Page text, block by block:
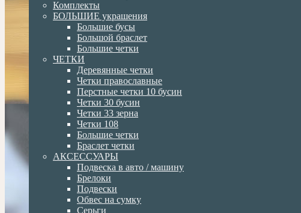
Комплекты
БОЛЬШИЕ украшения
Большие бусы
Большой браслет
Большие четки
ЧЕТКИ
Деревянные четки
Четки православные
Перстные четки 10 бусин
Четки 30 бусин
Четки 33 зерна
Четки 108
Большие четки
Браслет четки
АКСЕССУАРЫ
Подвеска в авто / машину
Брелоки
Подвески
Обвес на сумку
Серьги